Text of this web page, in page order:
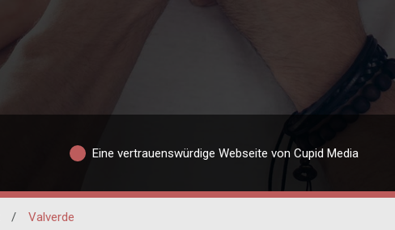
Eine vertrauenswürdige Webseite von Cupid Media
/ Valverde